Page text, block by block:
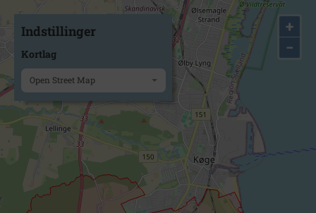
+
−
Indstillinger
Kortlag
Open Street Map